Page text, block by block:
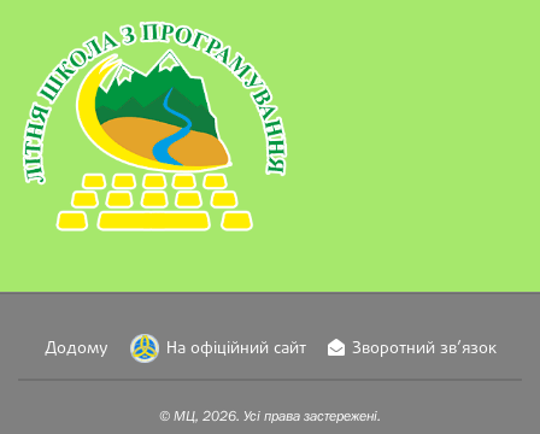
Додому На офіційний сайт Зворотний зв’язок
© МЦ, 2026. Усі права застережені.